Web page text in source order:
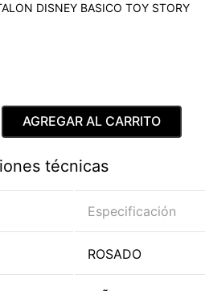
DISNEY BASICO TOY STORY
AGREGAR AL CARRITO
técnicas
Especificación
ROSADO